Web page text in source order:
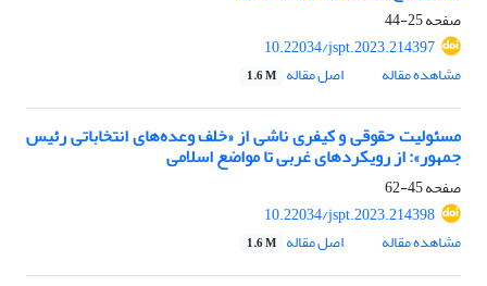
صفحه25-44
10.22034/jspt.2023.214397
مشاهده مقاله
اصل مقاله 1.6 M
مسئولیت حقوقی و کیفری ناشی از «خلف وعده‌های‌ انتخاباتی رئیس
جمهور»: از رویکردهای غربی تا مواضع اسلامی
صفحه45-62
10.22034/jspt.2023.214398
مشاهده مقاله
اصل مقاله 1.6 M